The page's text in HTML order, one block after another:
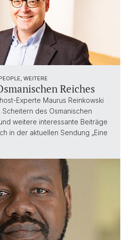
WEITERE
Reiches
Experte Maurus Reinkowski
des Osmanischen
weitere interessante Beiträge
in der aktuellen Sendung „Eine